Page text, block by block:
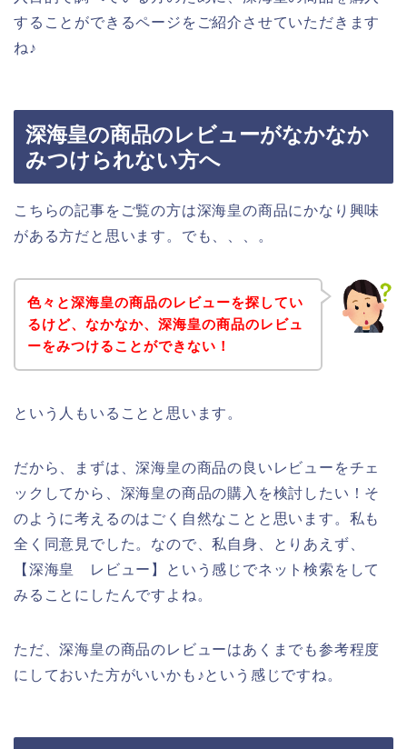
することができるページをご紹介させていただきます
ね♪
深海皇の商品のレビューがなかなか
みつけられない方へ
こちらの記事をご覧の方は深海皇の商品にかなり興味
がある方だと思います。でも、、、。
色々と深海皇の商品のレビューを探してい
るけど、なかなか、深海皇の商品のレビュ
ーをみつけることができない！
という人もいることと思います。
だから、まずは、深海皇の商品の良いレビューをチェ
ックしてから、深海皇の商品の購入を検討したい！そ
のように考えるのはごく自然なことと思います。私も
全く同意見でした。なので、私自身、とりあえず、
【深海皇 レビュー】という感じでネット検索をして
みることにしたんですよね。
ただ、深海皇の商品のレビューはあくまでも参考程度
にしておいた方がいいかも♪という感じですね。